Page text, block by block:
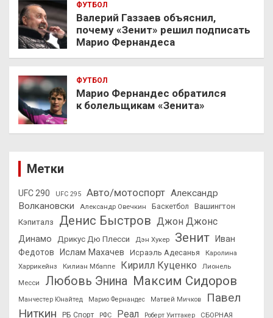
ФУТБОЛ
Валерий Газзаев объяснил,
почему «Зенит» решил подписать
Марио Фернандеса
ФУТБОЛ
Марио Фернандес обратился
к болельщикам «Зенита»
Метки
UFC 290 UFC 295 Авто/мотоспорт Александр
Волкановски
Александр Овечкин Баскетбол
Вашингтон
Кэпиталз
Денис Быстров Джон Джонс
Динамо Дрикус Дю Плесси Дэн Хукер Зенит
Иван
Федотов
Ислам Махачев Исраэль Адесанья
Каролина
Харрикейнз
Килиан Мбаппе Кирилл Куценко
Лионель
Месси
Любовь Энина Максим Сидоров
Манчестер Юнайтед Марио Фернандес Матвей Мичков
Павел
Ниткин
РБ Спорт РФС Реал Роберт Уиттакер
СБОРНАЯ